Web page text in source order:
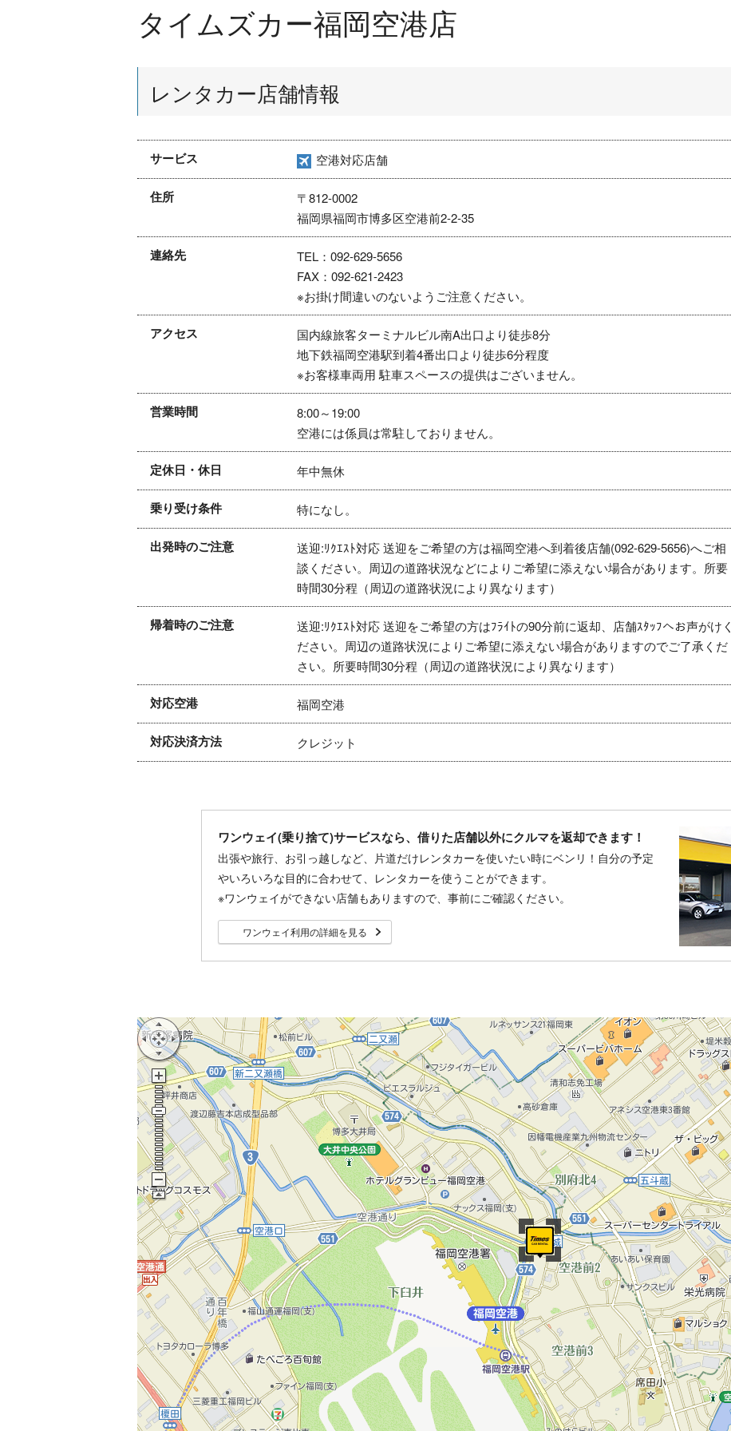
タイムズカー福岡空港店
レンタカー店舗情報
サービス 空港対応店舗
住所
〒812-0002
福岡県福岡市博多区空港前2-2-35
連絡先
TEL：092-629-5656
FAX：092-621-2423
※お掛け間違いのないようご注意ください。
アクセス
国内線旅客ターミナルビル南A出口より徒歩8分
地下鉄福岡空港駅到着4番出口より徒歩6分程度
※お客様車両用 駐車スペースの提供はございません。
営業時間
8:00～19:00
空港には係員は常駐しておりません。
定休日・休日 年中無休
乗り受け条件 特になし。
出発時のご注意
送迎:ﾘｸｴｽﾄ対応 送迎をご希望の方は福岡空港へ到着後店舗(092-629-5656)へご相
談ください。周辺の道路状況などによりご希望に添えない場合があります。所要
時間30分程（周辺の道路状況により異なります）
帰着時のご注意
送迎:ﾘｸｴｽﾄ対応 送迎をご希望の方はﾌﾗｲﾄの90分前に返却、店舗ｽﾀｯﾌへお声がけく
ださい。周辺の道路状況によりご希望に添えない場合がありますのでご了承くだ
さい。所要時間30分程（周辺の道路状況により異なります）
対応空港 福岡空港
対応決済方法 クレジット
ワンウェイ(乗り捨て)サービスなら、借りた店舗以外にクルマを返却できます！
出張や旅行、お引っ越しなど、片道だけレンタカーを使いたい時にベンリ！自分の予定
やいろいろな目的に合わせて、レンタカーを使うことができます。
※ワンウェイができない店舗もありますので、事前にご確認ください。
ワンウェイ利用の詳細を見る